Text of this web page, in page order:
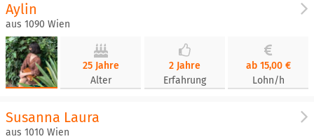
Aylin
aus 1090 Wien
25 Jahre
Alter
2 Jahre
Erfahrung
ab 15,00 €
Lohn/h
Susanna Laura
aus 1010 Wien